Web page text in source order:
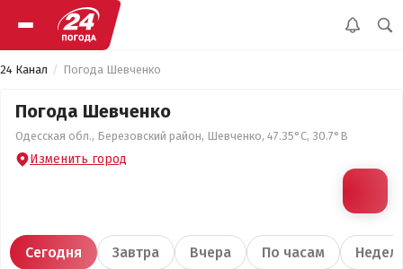
24 Канал Погода Шевченко
Погода Шевченко
Одесская обл., Березовский район, Шевченко, 47.35°С, 30.7°В
Изменить город
Сегодня Завтра Вчера По часам